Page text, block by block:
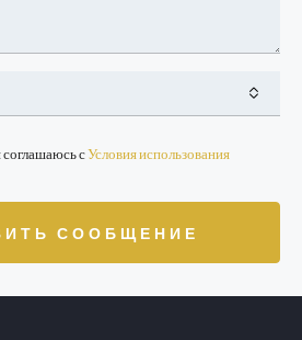
сУсловия использования
СООБЩЕНИЕ